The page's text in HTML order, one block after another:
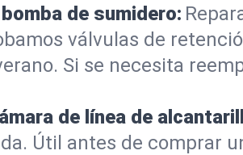
de sumidero:
válvulas de
Si se necesita
de línea de
Útil antes de comprar